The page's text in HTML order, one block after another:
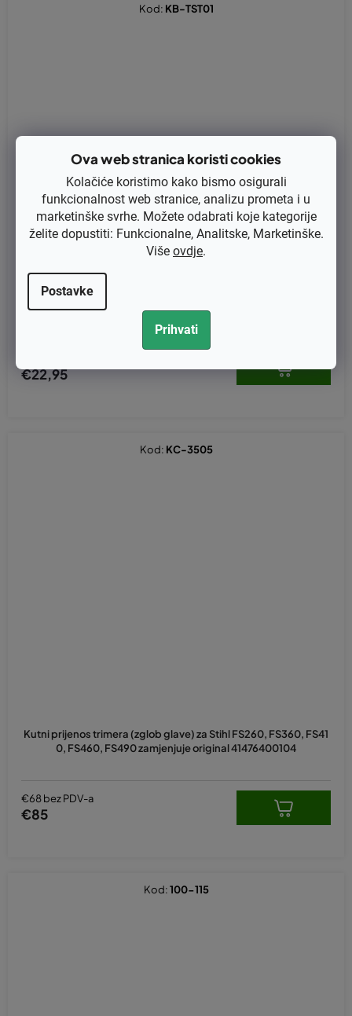
Ova web stranica koristi cookies
Kolačiće koristimo kako bismo osigurali
funkcionalnost web stranice, analizu prometa i u
marketinške svrhe. Možete odabrati koje kategorije
želite dopustiti: Funkcionalne, Analitske, Marketinške.
Više ovdje.
Postavke
Prihvati
Kvačilo za Stihl FS240, FS260, FS360, FS410, FS460 zamjenjuje
original 41471602000
€22,95
Kod: KB-TST01
Kutni prijenos trimera (zglob glave) za Stihl FS260, FS360, FS41
0, FS460, FS490 zamjenjuje original 41476400104
€68 bez PDV-a
€85
Kod: KC-3505
Kod:100-115